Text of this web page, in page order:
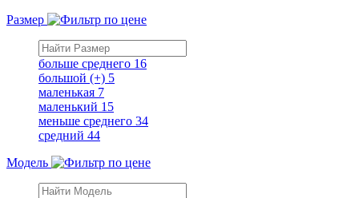
Размер
больше среднего 16
большой (+) 5
маленькая 7
маленький 15
меньше среднего 34
средний 44
Модель